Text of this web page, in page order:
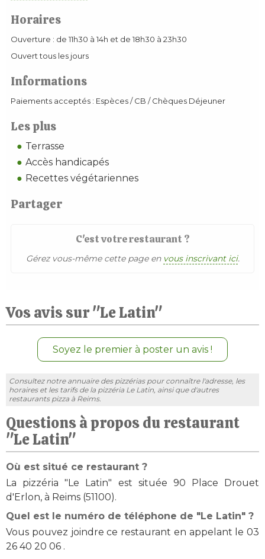
Horaires
Ouverture : de 11h30 à 14h et de 18h30 à 23h30
Ouvert tous les jours
Informations
Paiements acceptés : Espèces / CB / Chèques Déjeuner
Les plus
Terrasse
Accès handicapés
Recettes végétariennes
Partager
C'est votre restaurant ?
Gérez vous-même cette page en vous inscrivant ici.
Vos avis sur "Le Latin"
Soyez le premier à poster un avis !
Consultez notre annuaire des pizzérias pour connaître l'adresse, les
horaires et les tarifs de la pizzéria Le Latin, ainsi que d'autres
restaurants pizza à Reims.
Questions à propos du restaurant
"Le Latin"
Où est situé ce restaurant ?
La pizzéria "Le Latin" est située 90 Place Drouet
d'Erlon, à Reims (51100).
Quel est le numéro de téléphone de "Le Latin" ?
Vous pouvez joindre ce restaurant en appelant le 03
26 40 20 06 .